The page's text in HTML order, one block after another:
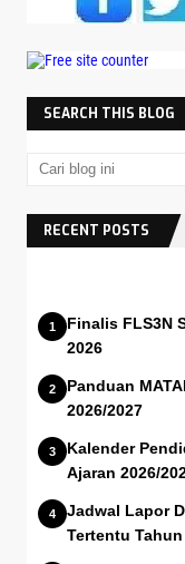
SEARCH THIS BLOG
RECENT POSTS
Finalis FLS3N
2026
Panduan
2026/2027
Kalender
Ajaran 2026/
Jadwal Lapor
Tertentu